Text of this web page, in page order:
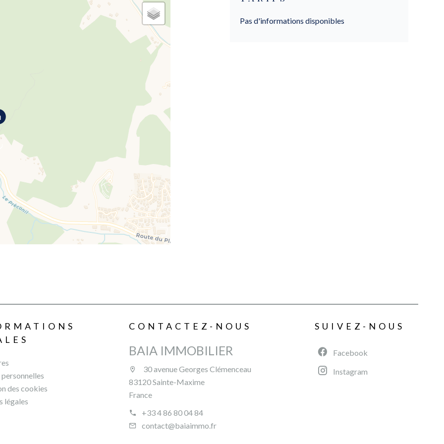
Pas d'informations disponibles
des cookies
légales
CONTACTEZ-NOUS
BAIA IMMOBILIER
30 avenue Georges Clémenceau
83120 Sainte-Maxime
France
+33 4 86 80 04 84
contact@baiaimmo.fr
SUIVEZ-NOUS
Facebook
Instagram